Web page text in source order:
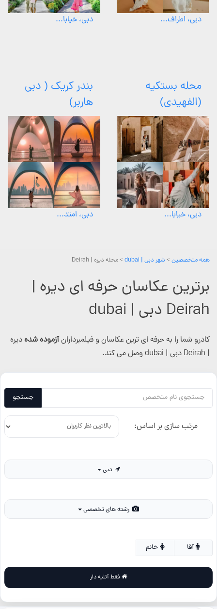
دبی، اطراف... دبی، خیابا...
محله بستکیه
(الفهیدی)
دبی، خیابا...
بندر کریک ( دبی
هاربر)
دبی، امتد...
همه متخصصین > شهر دبی | dubai > محله دیره | Deirah
برترین عکاسان حرفه ای دیره |
Deirah دبی | dubai
کادرو شما را به حرفه ای ترین عکاسان و فیلمبردارانآزموده شدهدیره
| Deirah دبی | dubai وصل می کند.
جستجو
مرتب سازی بر اساس:
خانم